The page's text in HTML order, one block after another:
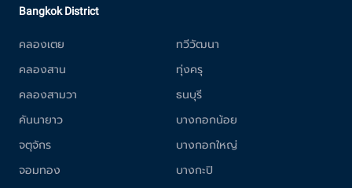
Bangkok District
คลองเตย
คลองสาน
คลองสามวา
คันนายาว
จตุจักร
จอมทอง
ทวีวัฒนา
ทุ่งครุ
ธนบุรี
บางกอกน้อย
บางกอกใหญ่
บางกะปิ